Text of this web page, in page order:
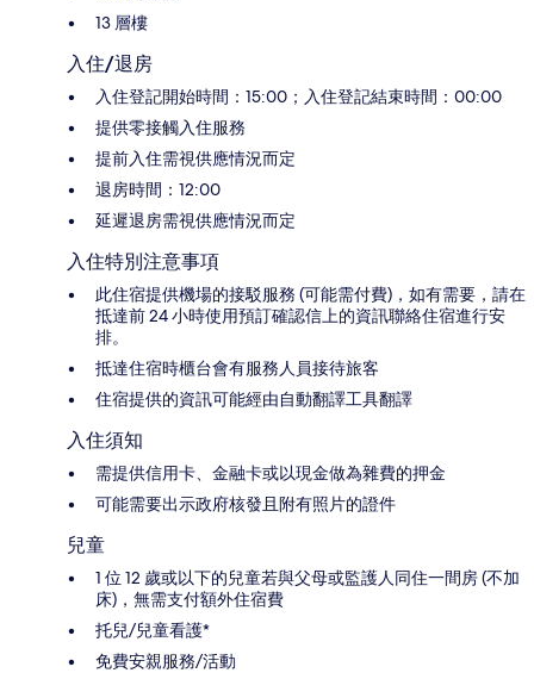
13 層樓
入住/退房
入住登記開始時間：15:00；入住登記結束時間：00:00
提供零接觸入住服務
提前入住需視供應情況而定
退房時間：12:00
延遲退房需視供應情況而定
入住特別注意事項
此住宿提供機場的接駁服務 (可能需付費)，如有需要，請在
抵達前 24 小時使用預訂確認信上的資訊聯絡住宿進行安
排。
抵達住宿時櫃台會有服務人員接待旅客
住宿提供的資訊可能經由自動翻譯工具翻譯
入住須知
需提供信用卡、金融卡或以現金做為雜費的押金
可能需要出示政府核發且附有照片的證件
兒童
1 位 12 歲或以下的兒童若與父母或監護人同住一間房 (不加
床)，無需支付額外住宿費
托兒/兒童看護*
免費安親服務/活動